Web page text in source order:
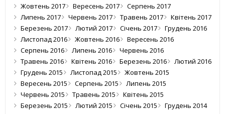
Жовтень 2017
Вересень 2017
Серпень 2017
Липень 2017
Червень 2017 Травень 2017
Квітень 2017
Березень 2017
Лютий 2017 Січень 2017
Грудень 2016
Листопад 2016
Жовтень 2016
Вересень 2016
Серпень 2016
Липень 2016
Червень 2016
Травень 2016
Квітень 2016 Березень 2016
Лютий 2016
Грудень 2015
Листопад 2015
Жовтень 2015
Вересень 2015
Серпень 2015
Липень 2015
Червень 2015
Травень 2015
Квітень 2015
Березень 2015
Лютий 2015 Січень 2015 Грудень 2014